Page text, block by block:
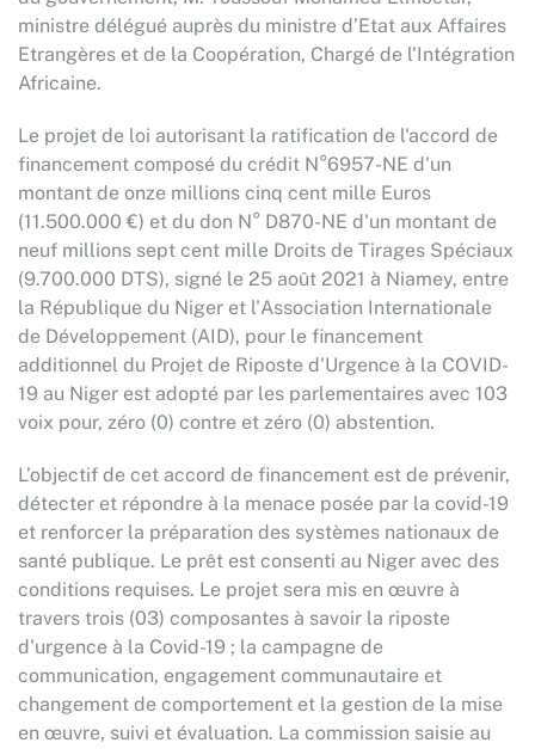
ministre délégué auprès du ministre d’Etat aux Affaires
Etrangères et de la Coopération, Chargé de l’Intégration
Africaine.
Le projet de loi autorisant la ratification de l'accord de
financement composé du crédit N°6957-NE d'un
montant de onze millions cinq cent mille Euros
(11.500.000 €) et du don N° D870-NE d'un montant de
neuf millions sept cent mille Droits de Tirages Spéciaux
(9.700.000 DTS), signé le 25 août 2021 à Niamey, entre
la République du Niger et l'Association Internationale
de Développement (AID), pour le financement
additionnel du Projet de Riposte d'Urgence à la COVID-
19 au Niger est adopté par les parlementaires avec 103
voix pour, zéro (0) contre et zéro (0) abstention.
L’objectif de cet accord de financement est de prévenir,
détecter et répondre à la menace posée par la covid-19
et renforcer la préparation des systèmes nationaux de
santé publique. Le prêt est consenti au Niger avec des
conditions requises. Le projet sera mis en œuvre à
travers trois (03) composantes à savoir la riposte
d'urgence à la Covid-19 ; la campagne de
communication, engagement communautaire et
changement de comportement et la gestion de la mise
en œuvre, suivi et évaluation. La commission saisie au